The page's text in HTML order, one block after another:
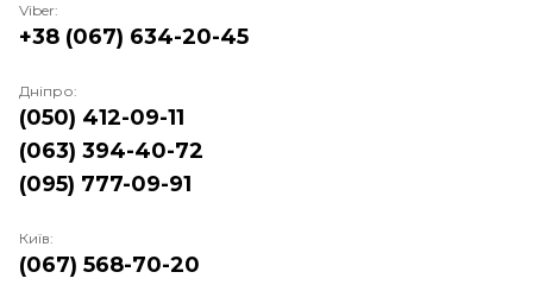
Viber:
+38 (067) 634-20-45
Дніпро:
(050) 412-09-11
(063) 394-40-72
(095) 777-09-91
Київ:
(067) 568-70-20